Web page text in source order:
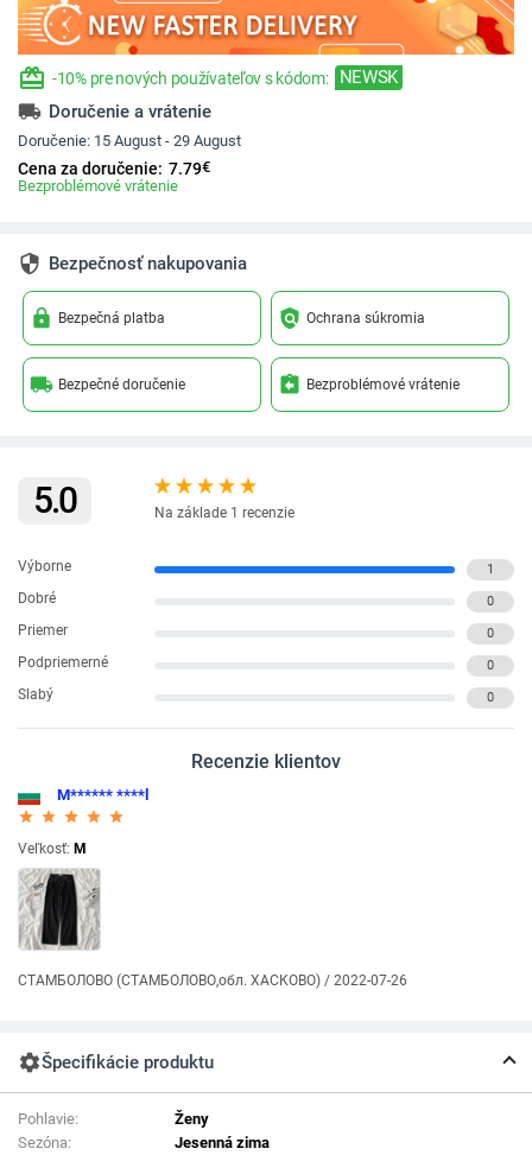
redeem -10% pre nových používateľov s kódom: NEWSK
local_shipping Doručenie a vrátenie
Doručenie: 15 August - 29 August
Cena za doručenie: 7.79€
Bezproblémové vrátenie
security Bezpečnosť nakupovania
lock Bezpečná platba policy Ochrana súkromia
local_shipping Bezpečné doručenie assignment_return Bezproblémové vrátenie
5.0 Na základe 1 recenzie
Výborne 1
Dobré 0
Priemer 0
Podpriemerné 0
Slabý 0
Recenzie klientov
M****** ****l
star_rate
star_rate
star_rate
star_rate
star_rate
Veľkosť: M
СТАМБОЛОВО (СТАМБОЛОВО,обл. ХАСКОВО) / 2022-07-26
settingsŠpecifikácie produktu
Pohlavie:
Ženy
Sezóna:
Jesenná zima